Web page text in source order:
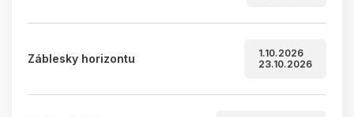
Záblesky horizontu
1.10.2026
23.10.2026